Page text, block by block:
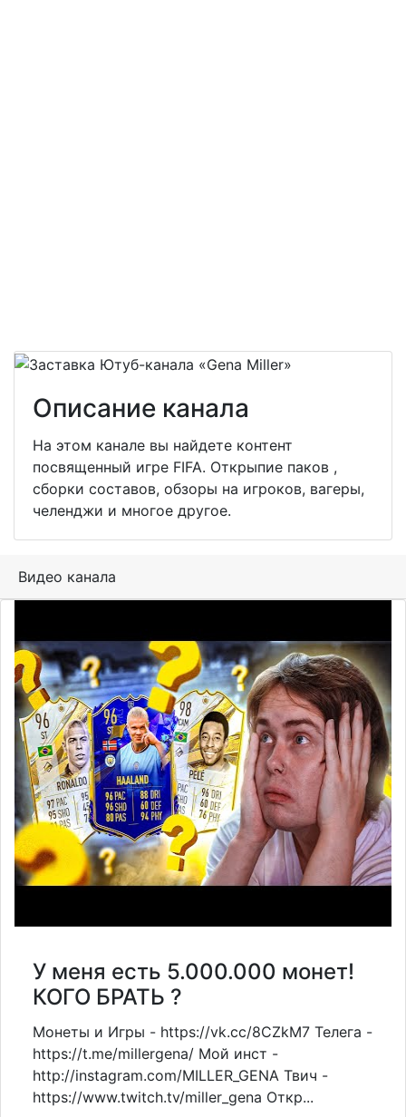
Описание канала
На этом канале вы найдете контент
посвященный игре FIFA. Открыпие паков ,
сборки составов, обзоры на игроков, вагеры,
челенджи и многое другое.
Видео канала
У меня есть 5.000.000 монет!
КОГО БРАТЬ ?
Монеты и Игры - https://vk.cc/8CZkM7 Телега -
https://t.me/millergena/ Мой инст -
http://instagram.com/MILLER_GENA Твич -
https://www.twitch.tv/miller_gena Откр...